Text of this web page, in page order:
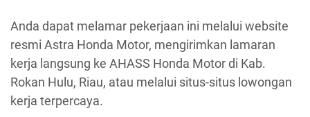
Anda dapat melamar pekerjaan ini melalui website
resmi Astra Honda Motor, mengirimkan lamaran
kerja langsung ke AHASS Honda Motor di Kab.
Rokan Hulu, Riau, atau melalui situs-situs lowongan
kerja terpercaya.